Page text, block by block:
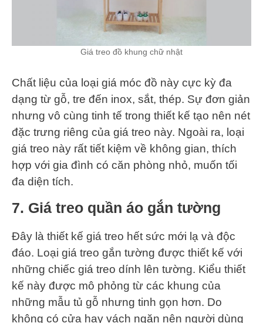
Giá treo đồ khung chữ nhật
Chất liệu của loại giá móc đồ này cực kỳ đa
dạng từ gỗ, tre đến inox, sắt, thép. Sự đơn giản
nhưng vô cùng tinh tế trong thiết kế tạo nên nét
đặc trưng riêng của giá treo này. Ngoài ra, loại
giá treo này rất tiết kiệm về không gian, thích
hợp với gia đình có căn phòng nhỏ, muốn tối
đa diện tích.
7. Giá treo quần áo gắn tường
Đây là thiết kế giá treo hết sức mới lạ và độc
đáo. Loại giá treo gắn tường được thiết kế với
những chiếc giá treo dính lên tường. Kiểu thiết
kế này được mô phỏng từ các khung của
những mẫu tủ gỗ nhưng tinh gọn hơn. Do
không có cửa hay vách ngăn nên người dùng